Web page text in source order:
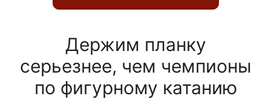
Держим планку
серьезнее, чем чемпионы
по фигурному катанию